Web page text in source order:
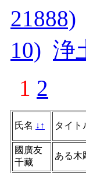
21888)
10) 浄
1 2
氏名 ↓ ↑ タイト
國廣友
千藏
ある木